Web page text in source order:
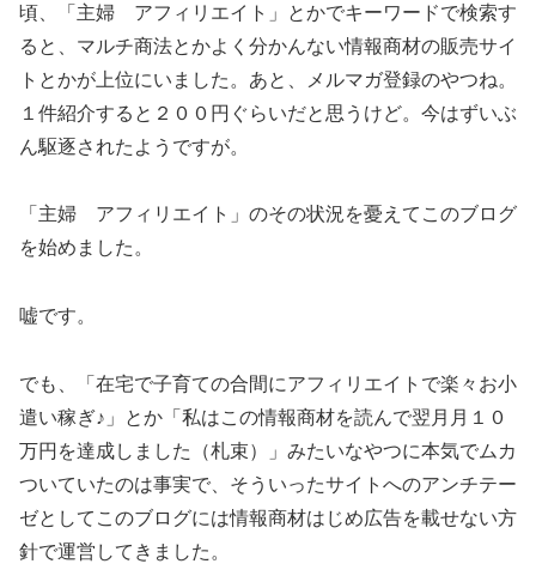
頃、「主婦 アフィリエイト」とかでキーワードで検索す
ると、マルチ商法とかよく分かんない情報商材の販売サイ
トとかが上位にいました。あと、メルマガ登録のやつね。
１件紹介すると２００円ぐらいだと思うけど。今はずいぶ
ん駆逐されたようですが。
「主婦 アフィリエイト」のその状況を憂えてこのブログ
を始めました。
嘘です。
でも、「在宅で子育ての合間にアフィリエイトで楽々お小
遣い稼ぎ♪」とか「私はこの情報商材を読んで翌月月１０
万円を達成しました（札束）」みたいなやつに本気でムカ
ついていたのは事実で、そういったサイトへのアンチテー
ゼとしてこのブログには情報商材はじめ広告を載せない方
針で運営してきました。